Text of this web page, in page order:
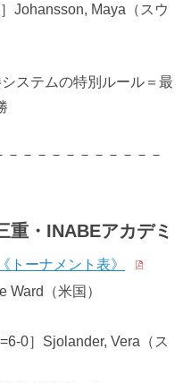
Johansson, Maya（スウ
ステムの特別ルール＝最
－－－－－－－－－－
・INABEアカデミ
《トーナメント表》
（米国）
0］Sjolander, Vera（ス